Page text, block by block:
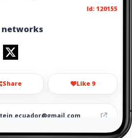
Id: 120155
networks
Share Like 9